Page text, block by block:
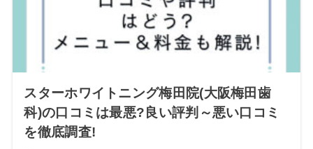
スターホワイトニング梅田院(大阪梅田歯
科)の口コミは最悪?良い評判～悪い口コミ
を徹底調査!